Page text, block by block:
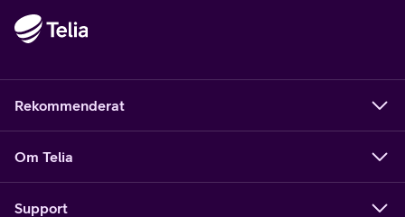
Rekommenderat
Om Telia
Support